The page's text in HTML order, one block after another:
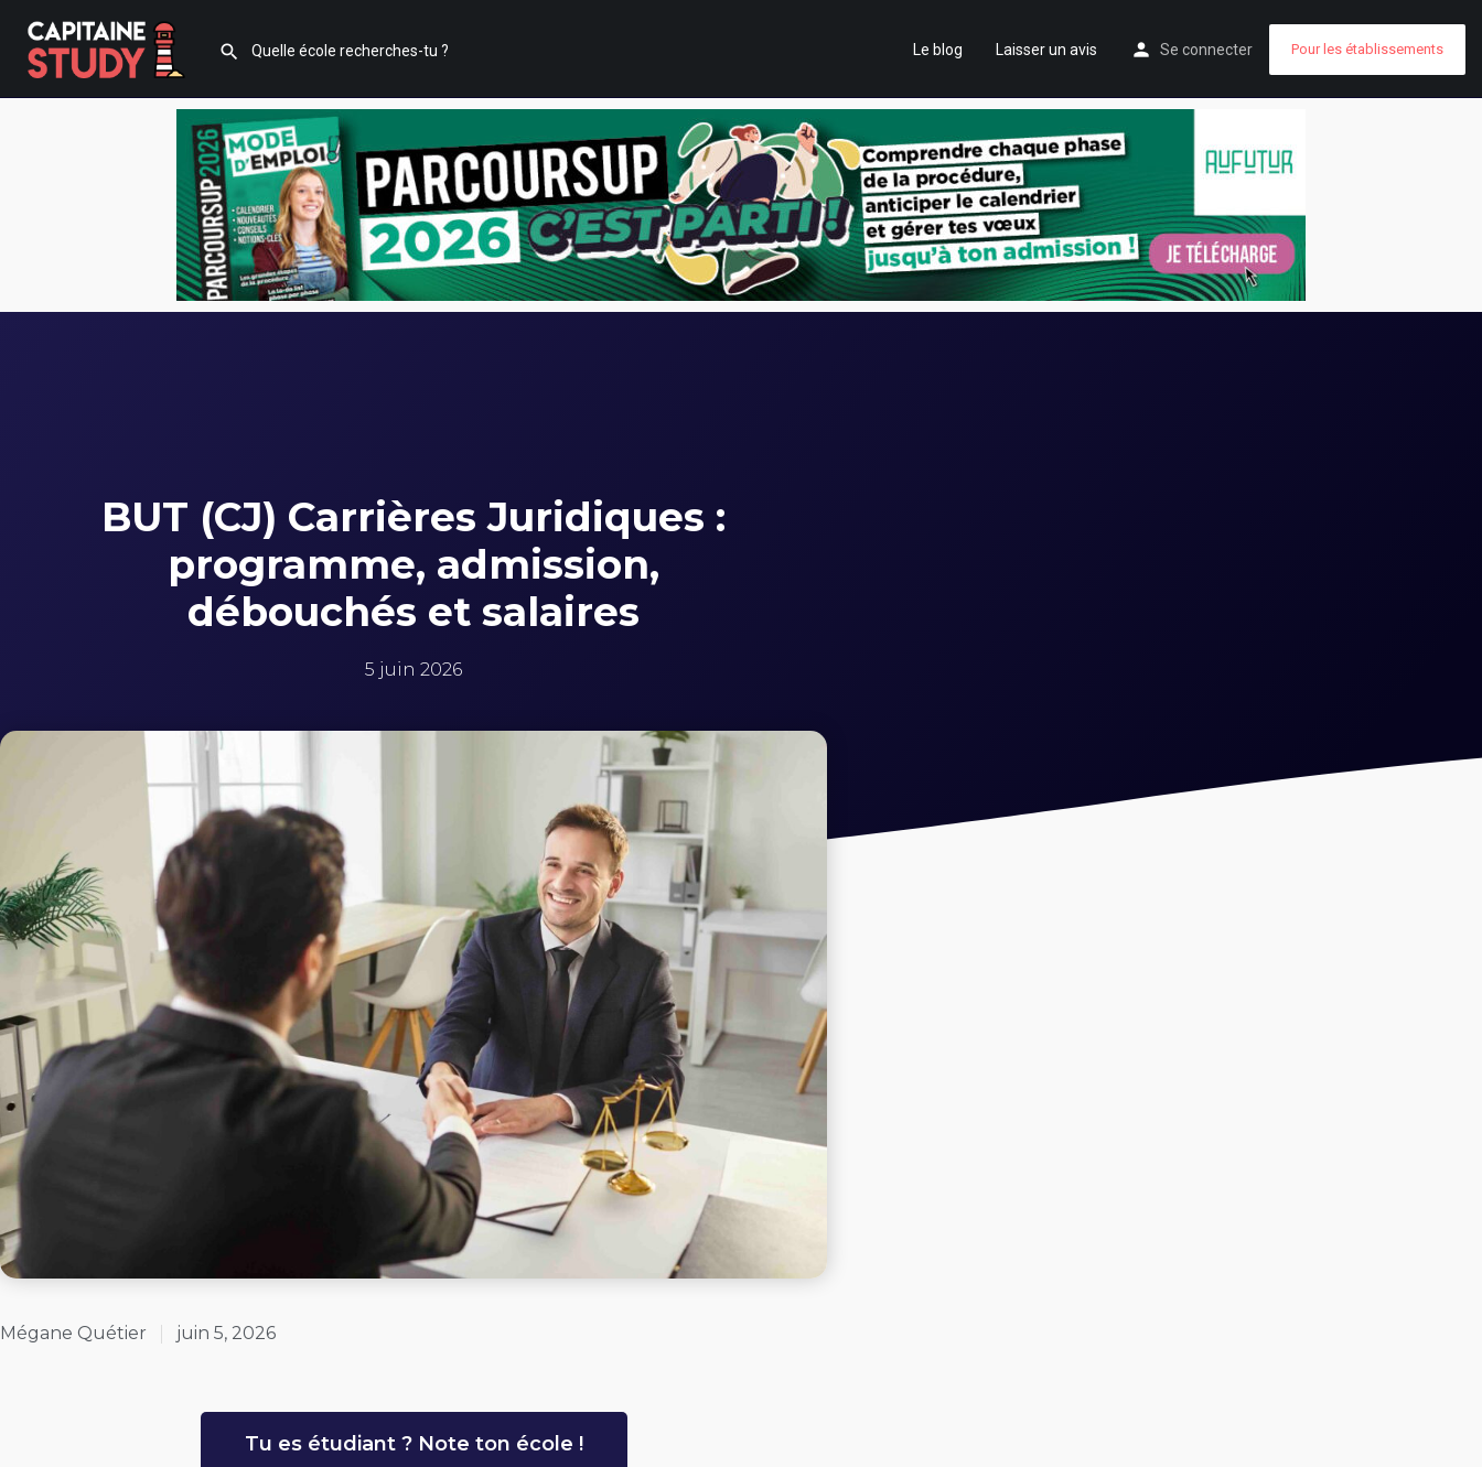
Le blog Laisser un avis Se connecter Pour les établissements
BUT (CJ) Carrières Juridiques :
programme, admission,
débouchés et salaires
5 juin 2026
Mégane Quétier juin 5, 2026
Tu es étudiant ? Note ton école !